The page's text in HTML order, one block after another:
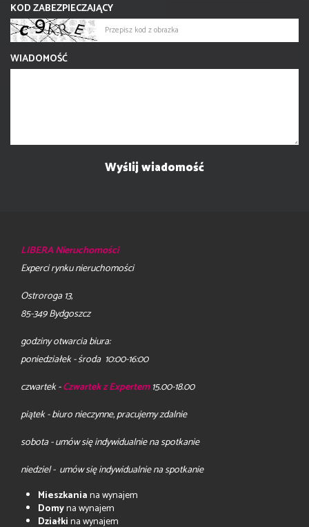
KOD ZABEZPIECZAJĄCY
WIADOMOŚĆ
LIBERA Nieruchomości
Experci rynku nieruchomości
Ostroroga 13,
85-349 Bydgoszcz
godziny otwarcia biura:
poniedziałek - środa 10:00-16:00
czwartek -Czwartek z Expertem15.00-18.00
piątek - biuro nieczynne, pracujemy zdalnie
sobota - umów się indywidualnie na spotkanie
niedziel - umów się indywidualnie na spotkanie
Mieszkaniana wynajem
Domyna wynajem
Działkina wynajem